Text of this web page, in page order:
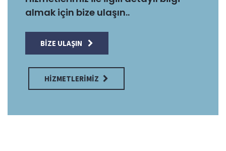
almak için bize ulaşın..
BIZE ULAŞIN
HIZMETLERIMIZ